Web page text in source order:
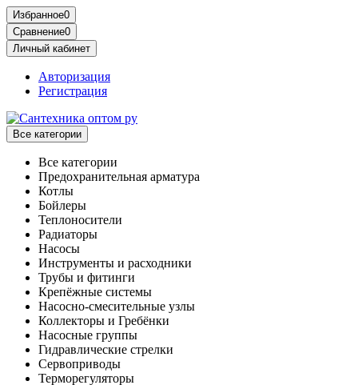
Избранное0
Сравнение0
Личный кабинет
Авторизация
Регистрация
Все категории
Все категории
Предохранительная арматура
Котлы
Бойлеры
Теплоносители
Радиаторы
Насосы
Инструменты и расходники
Трубы и фитинги
Крепёжные системы
Насосно-смесительные узлы
Коллекторы и Гребёнки
Насосные группы
Гидравлические стрелки
Сервоприводы
Терморегуляторы